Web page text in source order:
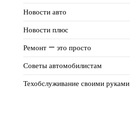
Новости авто
Новости плюс
Ремонт — это просто
Советы автомобилистам
Техобслуживание своими руками